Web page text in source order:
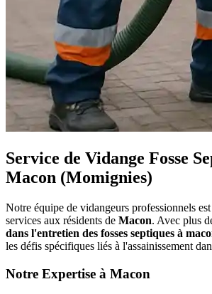
Service de Vidange Fosse
Macon (Momignies)
Notre équipe de vidangeurs professionnels
services aux résidents de Macon. Avec plus
dans l'entretien des fosses septiques à
les défis spécifiques liés à l'assainissement
Notre Expertise à Macon